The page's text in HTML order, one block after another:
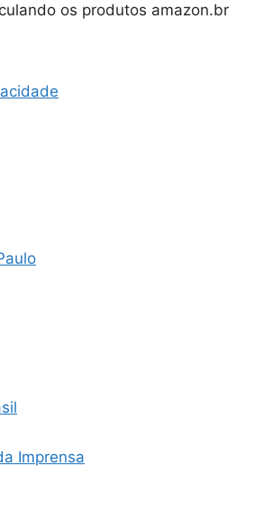
os produtos amazon.br
Imprensa